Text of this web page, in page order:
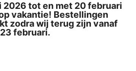
2026 tot en met 20 februari
vakantie! Bestellingen
zodra wij terug zijn vanaf
23 februari.